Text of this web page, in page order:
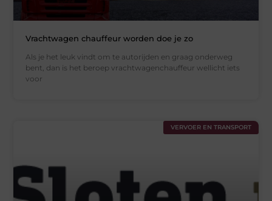
Vrachtwagen chauffeur worden doe je zo
Als je het leuk vindt om te autorijden en graag onderweg
bent, dan is het beroep vrachtwagenchauffeur wellicht iets
voor
VERVOER EN TRANSPORT